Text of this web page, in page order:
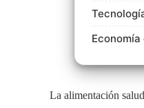
La alimentación